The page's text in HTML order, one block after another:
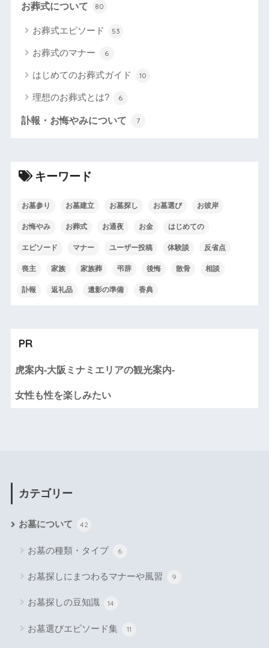
お葬式について 80
お葬式エピソード 53
お葬式のマナー 6
はじめてのお葬式ガイド 10
理想のお葬式とは? 6
訃報・お悔やみについて 7
キーワード
お墓参り お墓建立 お墓探し お墓選び お彼岸
お悔やみ お葬式 お通夜 お金 はじめての
エピソード マナー ユーザー投稿 体験談 反省点
喪主 家族 家族葬 弔辞 後悔 散骨 相談
訃報 返礼品 遺影の準備 香典
PR
虎案内-大阪ミナミエリアの観光案内-
女性も性を楽しみたい
カテゴリー
お墓について 42
お墓の種類・タイプ 6
お墓探しにまつわるマナーや風習 9
お墓探しの豆知識 14
お墓選びエピソード集 11